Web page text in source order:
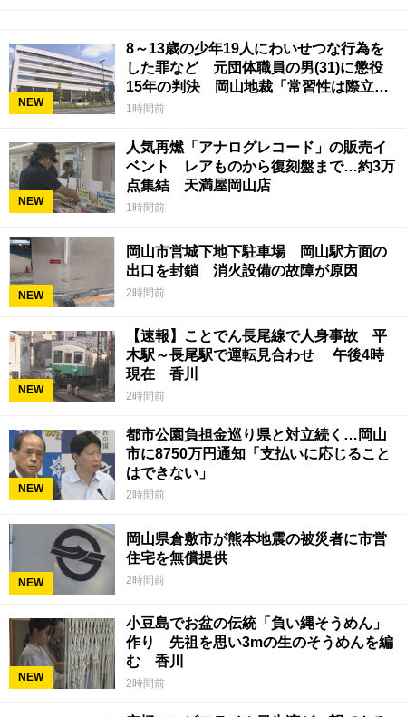
NEW
8～13歳の少年19人にわいせつな行為を
した罪など 元団体職員の男(31)に懲役
15年の判決 岡山地裁「常習性は際立っ
ていて被害結果も非常に重い」
1時間前
NEW
人気再燃「アナログレコード」の販売イ
ベント レアものから復刻盤まで…約3万
点集結 天満屋岡山店
1時間前
NEW
岡山市営城下地下駐車場 岡山駅方面の
出口を封鎖 消火設備の故障が原因
2時間前
NEW
【速報】ことでん長尾線で人身事故 平
木駅～長尾駅で運転見合わせ 午後4時
現在 香川
2時間前
NEW
都市公園負担金巡り県と対立続く…岡山
市に8750万円通知「支払いに応じること
はできない」
2時間前
NEW
岡山県倉敷市が熊本地震の被災者に市営
住宅を無償提供
2時間前
NEW
小豆島でお盆の伝統「負い縄そうめん」
作り 先祖を思い3mの生のそうめんを編
む 香川
2時間前